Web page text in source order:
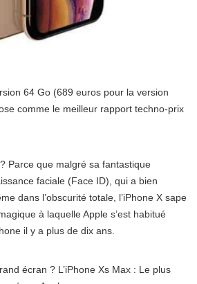
64 Go (689 euros pour la version
comme le meilleur rapport techno-prix
Parce que malgré sa fantastique
faciale (Face ID), qui a bien
dans l’obscurité totale, l’iPhone X sape
à laquelle Apple s’est habitué
il y a plus de dix ans.
écran ? L’iPhone Xs Max : Le plus